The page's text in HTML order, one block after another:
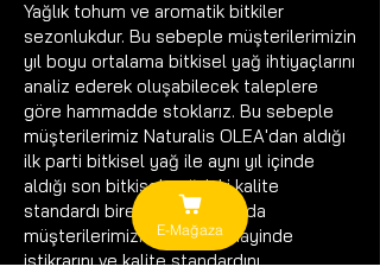
Yağlık tohum ve aromatik bitkiler
sezonlukdur. Bu sebeple müşterilerimizin
yıl boyu ortalama bitkisel yağ ihtiyaçlarını
analiz ederek oluşabilecek taleplere
göre hammadde stoklarız. Bu sebeple
müşterilerimiz Naturalis OLEA'dan aldığı
ilk parti bitkisel yağ ile aynı yıl içinde
aldığı son bitkisel yağdaki kalite
standardı birebir aynıdır. Bu da
müşterilerimizin imalat sanayinde
istikrarını ve kalite standardını
E-Mağaza